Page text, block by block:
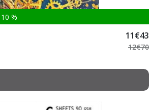
10 %
11€43
12€70